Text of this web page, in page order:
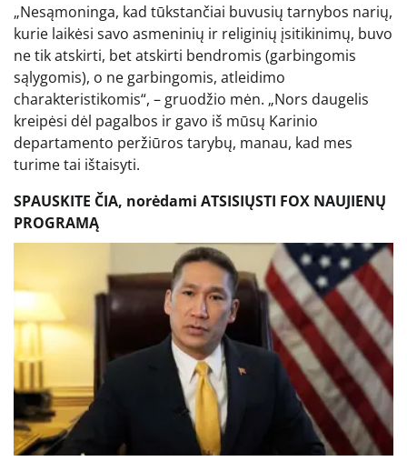
„Nesąmoninga, kad tūkstančiai buvusių tarnybos narių,
kurie laikėsi savo asmeninių ir religinių įsitikinimų, buvo
ne tik atskirti, bet atskirti bendromis (garbingomis
sąlygomis), o ne garbingomis, atleidimo
charakteristikomis“, – gruodžio mėn. „Nors daugelis
kreipėsi dėl pagalbos ir gavo iš mūsų Karinio
departamento peržiūros tarybų, manau, kad mes
turime tai ištaisyti.
SPAUSKITE ČIA, norėdami ATSISIŲSTI FOX NAUJIENŲ
PROGRAMĄ